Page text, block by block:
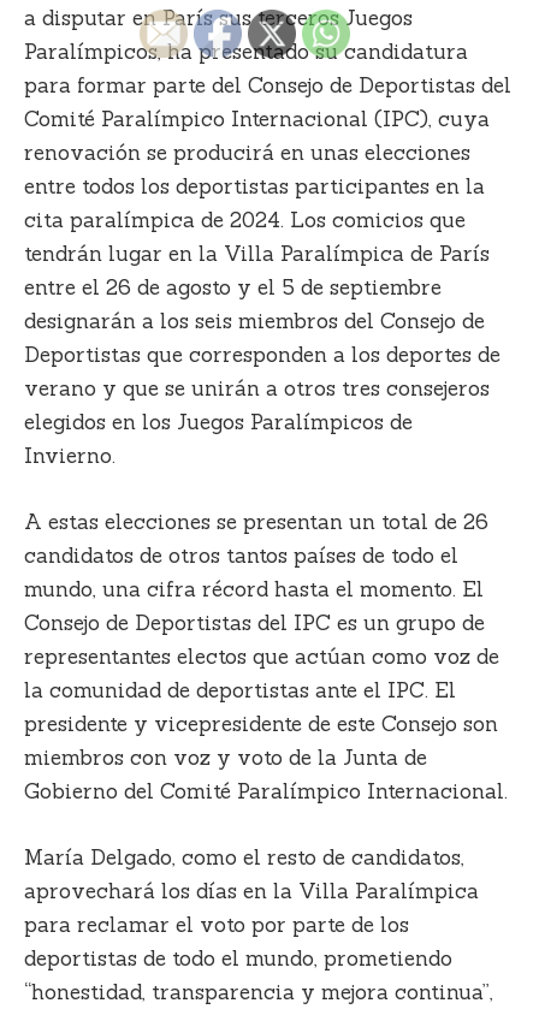
a disputar en París sus terceros Juegos
Paralímpicos, ha presentado su candidatura
para formar parte del Consejo de Deportistas del
Comité Paralímpico Internacional (IPC), cuya
renovación se producirá en unas elecciones
entre todos los deportistas participantes en la
cita paralímpica de 2024. Los comicios que
tendrán lugar en la Villa Paralímpica de París
entre el 26 de agosto y el 5 de septiembre
designarán a los seis miembros del Consejo de
Deportistas que corresponden a los deportes de
verano y que se unirán a otros tres consejeros
elegidos en los Juegos Paralímpicos de
Invierno.
A estas elecciones se presentan un total de 26
candidatos de otros tantos países de todo el
mundo, una cifra récord hasta el momento. El
Consejo de Deportistas del IPC es un grupo de
representantes electos que actúan como voz de
la comunidad de deportistas ante el IPC. El
presidente y vicepresidente de este Consejo son
miembros con voz y voto de la Junta de
Gobierno del Comité Paralímpico Internacional.
María Delgado, como el resto de candidatos,
aprovechará los días en la Villa Paralímpica
para reclamar el voto por parte de los
deportistas de todo el mundo, prometiendo
“honestidad, transparencia y mejora continua”,